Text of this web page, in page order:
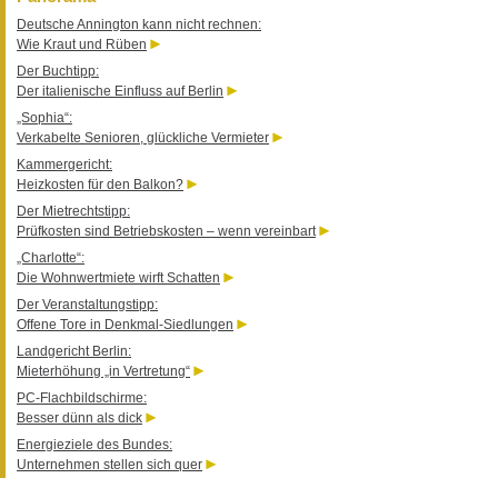
Deutsche Annington kann nicht rechnen:
Wie Kraut und Rüben
Der Buchtipp:
Der italienische Einfluss auf Berlin
„Sophia“:
Verkabelte Senioren, glückliche Vermieter
Kammergericht:
Heizkosten für den Balkon?
Der Mietrechtstipp:
Prüfkosten sind Betriebskosten – wenn vereinbart
„Charlotte“:
Die Wohnwertmiete wirft Schatten
Der Veranstaltungstipp:
Offene Tore in Denkmal-Siedlungen
Landgericht Berlin:
Mieterhöhung „in Vertretung“
PC-Flachbildschirme:
Besser dünn als dick
Energieziele des Bundes:
Unternehmen stellen sich quer